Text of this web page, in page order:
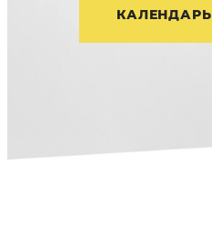
КАЛЕНДАРЬ